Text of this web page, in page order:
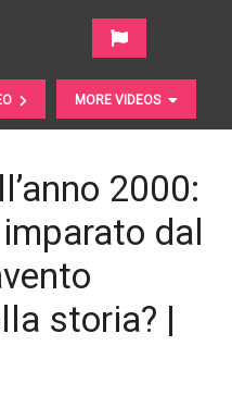
MORE VIDEOS
che lo porterà
2000:
dal
storia? |